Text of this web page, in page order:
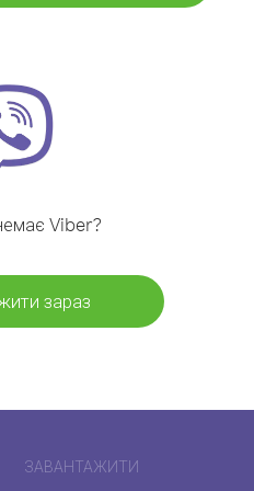
Viber?
зараз
ЗАВАНТАЖИТИ